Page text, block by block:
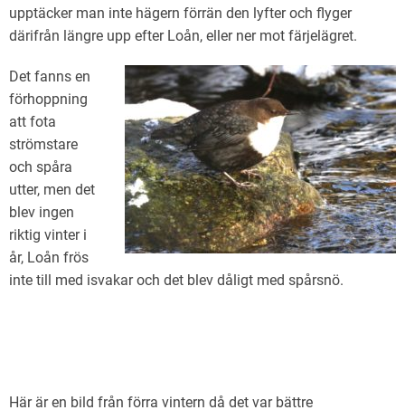
upptäcker man inte hägern förrän den lyfter och flyger
därifrån längre upp efter Loån, eller ner mot färjelägret.
Det fanns en
förhoppning
att fota
strömstare
och spåra
utter, men det
blev ingen
riktig vinter i
år, Loån frös
inte till med isvakar och det blev dåligt med spårsnö.
Här är en bild från förra vintern då det var bättre